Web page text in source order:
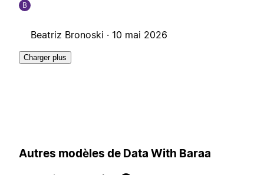
B
Beatriz Bronoski · 10 mai 2026
Charger plus
Autres modèles de Data With Baraa